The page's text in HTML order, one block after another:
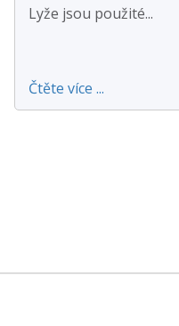
Lyže jsou použité...
Čtěte více ...